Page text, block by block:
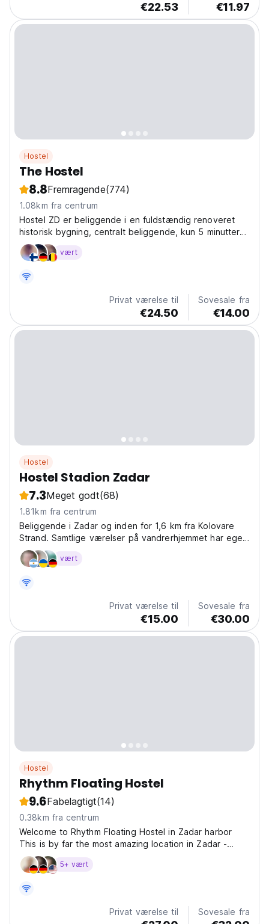
€22.53 €11.97
Hostel
The Hostel
8.8Fremragende(774)
1.08km fra centrum
Hostel ZD er beliggende i en fuldstændig renoveret
historisk bygning, centralt beliggende, kun 5 minutters
gang fra hjertet af den gamle bydel i Zadar.
vært
Privat værelse til
€24.50
Sovesale fra
€14.00
Hostel
Hostel Stadion Zadar
7.3Meget godt(68)
1.81km fra centrum
Beliggende i Zadar og inden for 1,6 km fra Kolovare
Strand. Samtlige værelser på vandrerhjemmet har eget
badeværelse med bruser.
vært
Privat værelse til
€15.00
Sovesale fra
€30.00
Hostel
Rhythm Floating Hostel
9.6Fabelagtigt(14)
0.38km fra centrum
Welcome to Rhythm Floating Hostel in Zadar harbor
This is by far the most amazing location in Zadar -
located on the main promenade (Riva) of the city with
360deg views of the whole downtown, sunsets and
5+ vært
Privat værelse til Sovesale fra